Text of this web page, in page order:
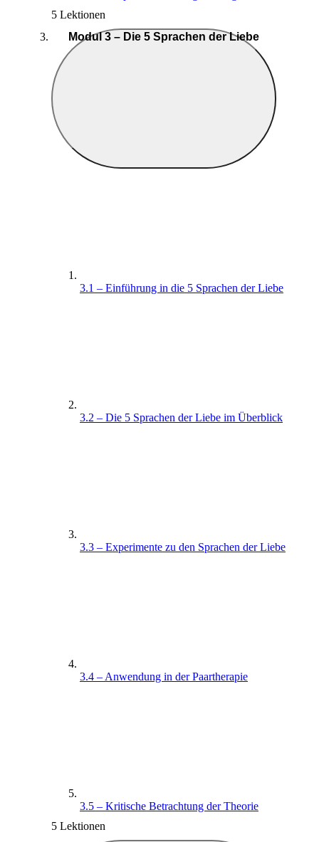
5 Lektionen
Modul 3 – Die 5 Sprachen der Liebe
3.1 – Einführung in die 5 Sprachen der Liebe
3.2 – Die 5 Sprachen der Liebe im Überblick
3.3 – Experimente zu den Sprachen der Liebe
3.4 – Anwendung in der Paartherapie
3.5 – Kritische Betrachtung der Theorie
5 Lektionen